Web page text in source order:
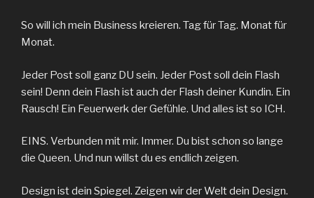
So will ich mein Business kreieren. Tag für Tag. Monat für
Monat.
Jeder Post soll ganz DU sein. Jeder Post soll dein Flash
sein! Denn dein Flash ist auch der Flash deiner Kundin. Ein
Rausch! Ein Feuerwerk der Gefühle. Und alles ist so ICH.
EINS. Verbunden mit mir. Immer. Du bist schon so lange
die Queen. Und nun willst du es endlich zeigen.
Design ist dein Spiegel. Zeigen wir der Welt dein Design.